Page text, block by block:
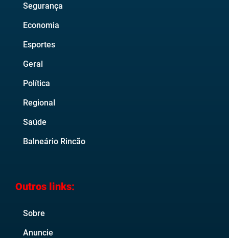
Segurança
Economia
Esportes
Geral
Política
Regional
Saúde
Balneário Rincão
Outros links:
Sobre
Anuncie